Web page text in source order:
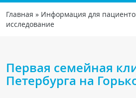
НОВОЕ НА САЙТЕ
СООБЩЕСТВО
Форум
Наш сборник ссылок
Вы здесь
Главная » Информация для
исследование
Первая семейная
Петербурга на